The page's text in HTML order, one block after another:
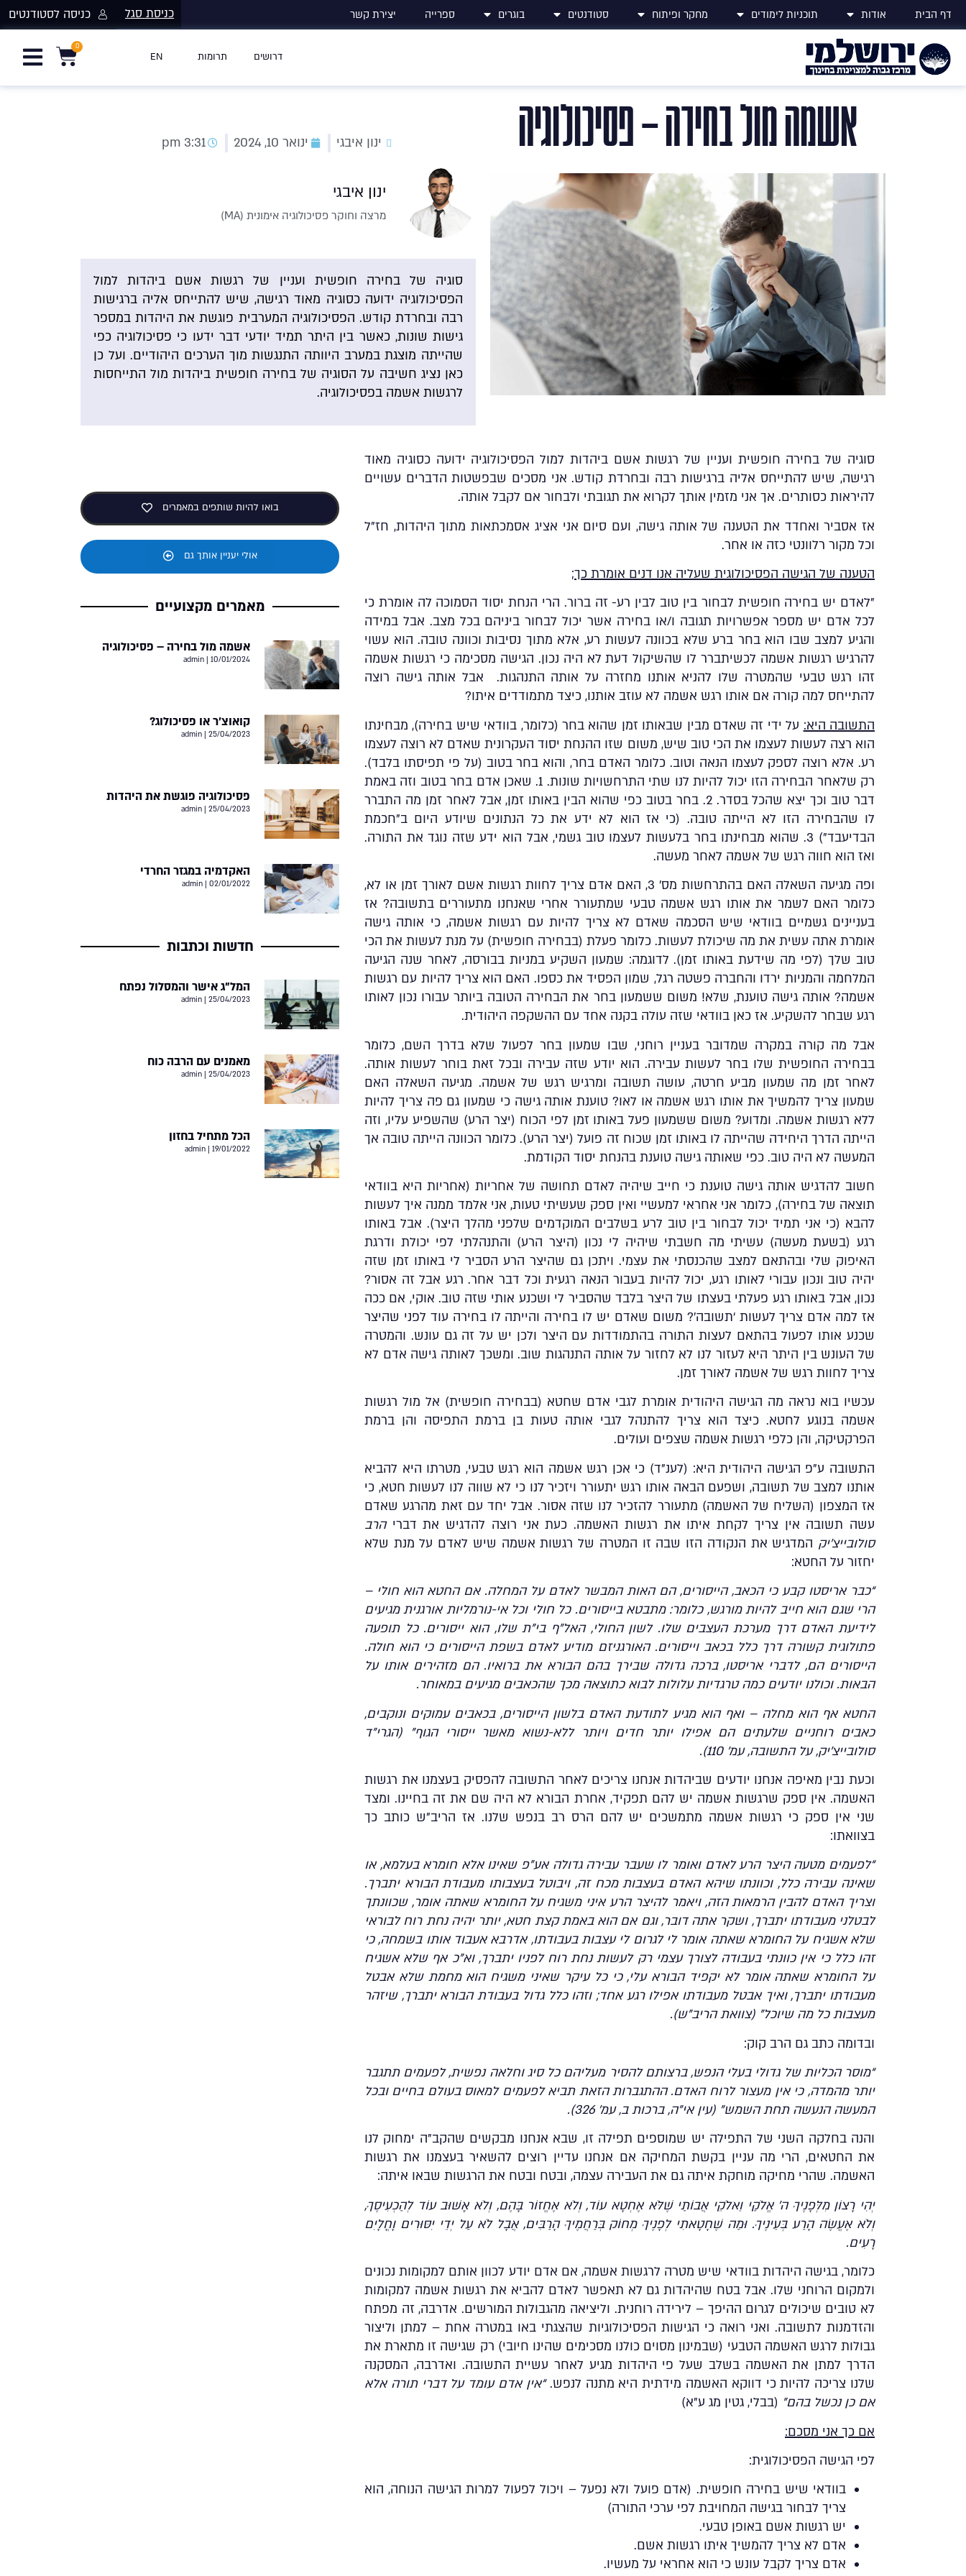
דף הבית אודות תוכניות לימודים מחקר ופיתוח סטודנטים בוגרים ספרייה יצירת קשר כניסת סגל כניסה לסטודנטים
דרושים תרומות EN
אשמה מול בחירה – פסיכולוגיה ינון איבגי ינואר 10, 2024 3:31 pm
ינון איבגי
מרצה וחוקר פסיכולוגיה אימונית (MA)
סוגיה של בחירה חופשית ועניין של רגשות אשם ביהדות למול
הפסיכולוגיה ידועה כסוגיה מאוד רגישה, שיש להתייחס אליה ברגישות
רבה ובחרדת קודש. הפסיכולוגיה המערבית פוגשת את היהדות במספר
גישות שונות, כאשר בין היתר תמיד יודעי דבר ידעו כי פסיכולוגיה כפי
שהייתה מוצגת במערב היוותה התנגשות מוך הערכים היהודיים. ועל כן
כאן נציג חשיבה על הסוגיה של בחירה חופשית ביהדות מול התייחסות
לרגשות אשמה בפסיכולוגיה.
סוגיה של בחירה חופשית ועניין של רגשות אשם ביהדות למול הפסיכולוגיה ידועה כסוגיה מאוד
רגישה, שיש להתייחס אליה ברגישות רבה ובחרדת קודש. אני מסכים שבפשטות הדברים עשויים
להיראות כסותרים. אך אני מזמין אותך לקרוא את תגובתי ולבחור אם לקבל אותה.
אז אסביר ואחדד את הטענה של אותה גישה, ועם סיום אני אציג אסמכתאות מתוך היהדות, חז”ל
וכל מקור רלוונטי כזה או אחר.
הטענה של הגישה הפסיכולוגית שעליה אנו דנים אומרת כך;
”לאדם יש בחירה חופשית לבחור בין טוב לבין רע- זה ברור. הרי הנחת יסוד הסמוכה לה אומרת כי
לכל אדם יש מספר אפשרויות תגובה ו/או בחירה אשר יכול לבחור ביניהם בכל מצב. אבל במידה
והגיע למצב שבו הוא בחר ברע שלא בכוונה לעשות רע, אלא מתוך נסיבות וכוונה טובה. הוא עשוי
להרגיש רגשות אשמה לכשיתברר לו שהשיקול דעת לא היה נכון. הגישה מסכימה כי רגשות אשמה
זהו רגש טבעי שהמטרה שלו להניא אותנו מחזרה על אותה התנהגות. אבל אותה גישה רוצה
להתייחס למה קורה אם אותו רגש אשמה לא עוזב אותנו, כיצד מתמודדים איתו?
התשובה היא: על ידי זה שאדם מבין שבאותו זמן שהוא בחר (כלומר, בוודאי שיש בחירה), מבחינתו
הוא רצה לעשות לעצמו את הכי טוב שיש, משום שזו ההנחת יסוד העקרונית שאדם לא רוצה לעצמו
רע. אלא רוצה לספק לעצמו הנאה וטוב. כלומר האדם בחר, והוא בחרבטוב (על פי תפיסתו בלבד).
רק שלאחר הבחירה הזו יכול להיות לנו שתי התרחשויות שונות. 1. שאכן אדם בחר בטוב וזה באמת
דבר טוב וכך יצא שהכל בסדר. 2. בחר בטוב כפי שהוא הבין באותו זמן, אבל לאחר זמן מה התברר
לו שהבחירה הזו לא הייתה טובה. (כי אז הוא לא ידע את כל הנתונים שיודע היום ב”חכמת
הבדיעבד”) 3. שהוא מבחינתו בחר בלעשות לעצמו טוב גשמי, אבל הוא ידע שזה נוגד את התורה.
ואז הוא חווה רגש של אשמה לאחר מעשה.
ופה מגיעה השאלה האם בהתרחשות מס’ 3, האם אדם צריך לחוות רגשות אשם לאורך זמן או לא,
כלומר האם לשמר את אותו רגש אשמה טבעי שמתעורר אחרי שאנחנו מתעוררים בתשובה? אז
בעניינים גשמיים בוודאי שיש הסכמה שאדם לא צריך להיות עם רגשות אשמה, כי אותה גישה
אומרת אתה עשית את מה שיכולת לעשות. כלומר פעלת (בבחירה חופשית) על מנת לעשות את הכי
טוב שלך (לפי מה שידעת באותו זמן). לדוגמה: שמעון השקיע במניות בבורסה, לאחר שנה הגיעה
המלחמה והמניות ירדו והחברה פשטה רגל, שמון הפסיד את כספו. האם הוא צריך להיות עם רגשות
אשמה? אותה גישה טוענת, שלא! משום ששמעון בחר את הבחירה הטובה ביותר עבורו נכון לאותו
רגע שבחר להשקיע. אז כאן בוודאי שזה עולה בקנה אחד עם ההשקפה היהודית.
אבל מה קורה במקרה שמדובר בעניין רוחני, שבו שמעון בחר לפעול שלא בדרך השם, כלומר
בבחירה החופשית שלו בחר לעשות עבירה. הוא יודע שזה עבירה ובכל זאת בוחר לעשות אותה.
לאחר זמן מה שמעון מביע חרטה, עושה תשובה ומרגיש רגש של אשמה. מגיעה השאלה האם
שמעון צריך להמשיך את אותו רגש אשמה או לאו? טוענת אותה גישה כי שמעון גם פה צריך להיות
ללא רגשות אשמה. ומדוע? משום ששמעון פעל באותו זמן לפי הכוח (יצר הרע) שהשפיע עליו, וזה
הייתה הדרך היחידה שהייתה לו באותו זמן שכוח זה פועל (יצר הרע). כלומר הכוונה הייתה טובה אך
המעשה לא היה טוב. כפי שאותה גישה טוענת בהנחת יסוד הקודמת.
חשוב להדגיש אותה גישה טוענת כי חייב שיהיה לאדם תחושה של אחריות (אחריות היא בוודאי
תוצאה של בחירה), כלומר אני אחראי למעשיי ואין ספק שעשיתי טעות, אני אלמד ממנה איך לעשות
להבא (כי אני תמיד יכול לבחור בין טוב לרע בשלבים המוקדמים שלפני מהלך היצר). אבל באותו
רגע (בשעת מעשה) עשיתי מה חשבתי שיהיה לי נכון (היצר הרע) והתנהלתי לפי יכולת ודרגת
האיפוק שלי ובהתאם למצב שהכנסתי את עצמי. ויתכן גם שהיצר הרע הסביר לי באותו זמן שזה
יהיה טוב ונכון עבורי לאותו רגע, יכול להיות בעבור הנאה רגעית וכל דבר אחר. רגע אבל זה אסור?
נכון, אבל באותו רגע פעלתי בעצתו של היצר בלבד שהסביר לי ושכנע אותי שזה טוב. אוקי, אם ככה
אז למה אדם צריך לעשות ‘תשובה’? משום שאדם יש לו בחירה והייתה לו בחירה עוד לפני שהיצר
שכנע אותו לפעול בהתאם לעצות התורה בהתמודדות עם היצר ולכן יש על זה גם עונש. והמטרה
של העונש בין היתר היא לעזור לנו לא לחזור על אותה התנהגות שוב. ומשכך לאותה גישה אדם לא
צריך לחוות רגש של אשמה לאורך זמן.
עכשיו בוא נראה מה הגישה היהודיתאומרת לגבי אדם שחטא (בבחירה חופשית) אל מול רגשות
אשמה בנוגע לחטא. כיצד הוא צריך להתנהל לגבי אותה טעות בן ברמת התפיסה והן ברמת
הפרקטיקה, והן כלפי רגשות אשמה שצפים ועולים.
התשובה ע”פ הגישה היהודית היא: (לענ”ד) כי אכן רגש אשמה הוא רגש טבעי, מטרתו היא להביא
אותנו למצב של תשובה, ושפעם הבאה אותו רגש יתעורר ויזכיר לנו כי לא שווה לנו לעשות חטא, כי
אז המצפון (השליח של האשמה) מתעורר להזכיר לנו שזה אסור. אבל יחד עם זאת מהרגע שאדם
עשה תשובה אין צריך לקחת איתו את רגשות האשמה. כעת אני רוצה להדגיש את דבריהרב
סולובייצ’יק המדגיש את הנקודה הזו שבה זו המטרה של רגשות אשמה שיש לאדם על מנת שלא
יחזור על החטא:
“כבר אריסטו קבע כי הכאב, הייסורים, הם האות המבשר לאדם על המחלה. אם החטא הוא חולי –
הרי שגם הוא חייב להיות מורגש, כלומר: מתבטא בייסורים. כל חולי וכל אי-נורמליות אורגנית מגיעים
לידיעת האדם דרך מערכת העצבים שלו. לשון החולי, האל”ף בי”ת שלו, הוא ייסורים. כל תופעה
פתולוגית קשורה דרך כלל בכאב וייסורים. האורגניזם מודיע לאדם בשפת הייסורים כי הוא חולה.
הייסורים הם, לדברי אריסטו, ברכה גדולה שבירך בהם הבורא את ברואיו. הם מזהירים אותו על
הבאות. וכולנו יודעים כמה טרגדיות עלולות לבוא כתוצאה מכך שהכאבים מגיעים במאוחר.
החטא אף הוא מחלה – ואף הוא מגיע לתודעת האדם בלשון הייסורים, בכאבים עמוקים ונוקבים,
כאבים רוחניים שלעתים הם אפילו יותר חדים ויותר ללא-נשוא מאשר ייסורי הגוף” (הגרי”ד
סולובייצ’יק, על התשובה, עמ’ 110).
וכעת נבין מאיפה אנחנו יודעים שביהדות אנחנו צריכים לאחר התשובה להפסיק בעצמנו את רגשות
האשמה. אין ספק שרגשות אשמה יש להם תפקיד, אחרת הבורא לא היה שם את זה בחיינו. ומצד
שני אין ספק כי רגשות אשמה מתמשכים יש להם הרס רב בנפש שלנו. אז הריב”ש כותב כך
בצוואתו:
“לפעמים מטעה היצר הרע לאדם ואומר לו שעבר עבירה גדולה אע”פ שאינו אלא חומרא בעלמא, או
שאינה עבירה כלל, וכוונתו שיהא האדם בעצבות מכח זה, ויבוטל בעצבותו מעבודת הבורא יתברך.
וצריך האדם להבין הרמאות הזה, ויאמר להיצר הרע איני משגיח על החומרא שאתה אומר, שכוונתך
לבטלני מעבודתו יתברך, ושקר אתה דובר, וגם אם הוא באמת קצת חטא, יותר יהיה נחת רוח לבוראי
שלא אשגיח על החומרא שאתה אומר לי לגרום לי עצבות בעבודתו, אדרבא אעבוד אותו בשמחה, כי
זהו כלל כי אין כוונתי בעבודה לצורך עצמי רק לעשות נחת רוח לפניו יתברך, וא”כ אף שלא אשגיח
על החומרא שאתה אומר לא יקפיד הבורא עלי, כי כל עיקר שאיני משגיח הוא מחמת שלא אבטל
מעבודתו יתברך, ואיך אבטל מעבודתו אפילו רגע אחד; וזהו כלל גדול בעבודת הבורא יתברך, שיזהר
מעצבות כל מה שיוכל” (צוואת הריב”ש).
ובדומה כתב גם הרב קוק:
“מוסר הכליות של גדולי בעלי הנפש, ברצותם להסיר מעליהם כל סיג וחלאה נפשית, לפעמים תתגבר
יותר מהמדה, כי אין מעצור לרוח האדם. ההתגברות הזאת תביא לפעמים למאוס בעולם בחיים ובכל
המעשה הנעשה תחת השמש” (עין אי”ה, ברכות ב, עמ’ 326).
והנה בחלקה השני של התפילה יש שמוספים תפילה זו, שבא אנחנו מבקשים שהקב”ה ימחוק לנו
את החטאים, הרי מה עניין בקשת המחיקה אם אנחנו עדיין רוצים להשאיר בעצמנו את רגשות
האשמה. שהרי מחיקה מוחקת איתה גם את העבירה עצמה, ובטח ובטח את הרגשות שבאו איתה:
יְהִי רָצוֹן מִלְּפָנֶיךָ ה’ אֱלֹקַי וֵאלֹקֵי אֲבוֹתַי שֶׁלֹּא אֶחְטָא עוֹד, וְלֹא אֶחֱזוֹר בָּהֶם, וְלֹא אָשׁוּב עוֹד לְהַכְעִיסֶךָ,
וְלֹא אֶעֱשֶׂה הָרַע בְּעֵינֶיךָ. וּמַה שֶׁחָטָאתִי לְפָנֶיךָ מְחוֹק בְּרַחֲמֶיךָ הָרַבִּים, אֲבָל לֹא עַל יְדֵי יִסּוּרִים וָחֳלָיִם
רָעִים.
כלומר, בגישה היהדות בוודאי שיש מטרה לרגשות אשמה, אם אדם יודע לכוון אותם למקומות נכונים
ולמקום הרוחני שלו. אבל בטח שהיהדות גם לא תאפשר לאדם להביא את רגשות אשמה למקומות
לא טובים שיכולים לגרום ההיפך – לירידה רוחנית. וליציאה מהגבולות המורשים. אדרבה, זה מפתח
והזדמנות לתשובה. ואני רואה כי הגישות הפסיכולוגיות שהצגתי באו במטרה אחת – למתן וליצור
גבולות לרגש האשמה הטבעי (שבמינון מסוים כולנו מסכימים שהינו חיובי) רק שגישה זו מתארת את
הדרך למתן את האשמה בשלב שעל פי היהדות מגיע לאחר עשיית התשובה. ואדרבה, המסקנה
שלנו צריכה להיות כי דווקא האשמה מידתית היא מתנה לנפש.“אין אדם עומד על דברי תורה אלא
אם כן נכשל בהם” (בבלי, גטין מג ע”א)
אם כך אני מסכם:
לפי הגישה הפסיכולוגית:
בוודאי שיש בחירה חופשית. (אדם פועל ולא נפעל – ויכול לפעול למרות הגישה הנוחה, הוא
צריך לבחור בגישה המחויבת לפי ערכי התורה)
יש רגשות אשם באופן טבעי.
אדם לא צריך להמשיך איתו רגשות אשם.
אדם צריך לקבל עונש כי הוא אחראי על מעשיו.
בואו להיות שותפים במאמרים
אולי יעניין אותך גם
מאמרים מקצועיים
אשמה מול בחירה – פסיכולוגיה
admin 10/01/2024
קואוצ’ר או פסיכולוג?
admin 25/04/2023
פסיכולוגיה פוגשת את היהדות
admin 25/04/2023
האקדמיה במגזר החרדי
admin 02/01/2022
חדשות וכתבות
המל”ג אישר והמסלול נפתח
admin 25/04/2023
מאמנים עם הרבה כוח
admin 25/04/2023
הכל מתחיל בחזון
admin 19/01/2022